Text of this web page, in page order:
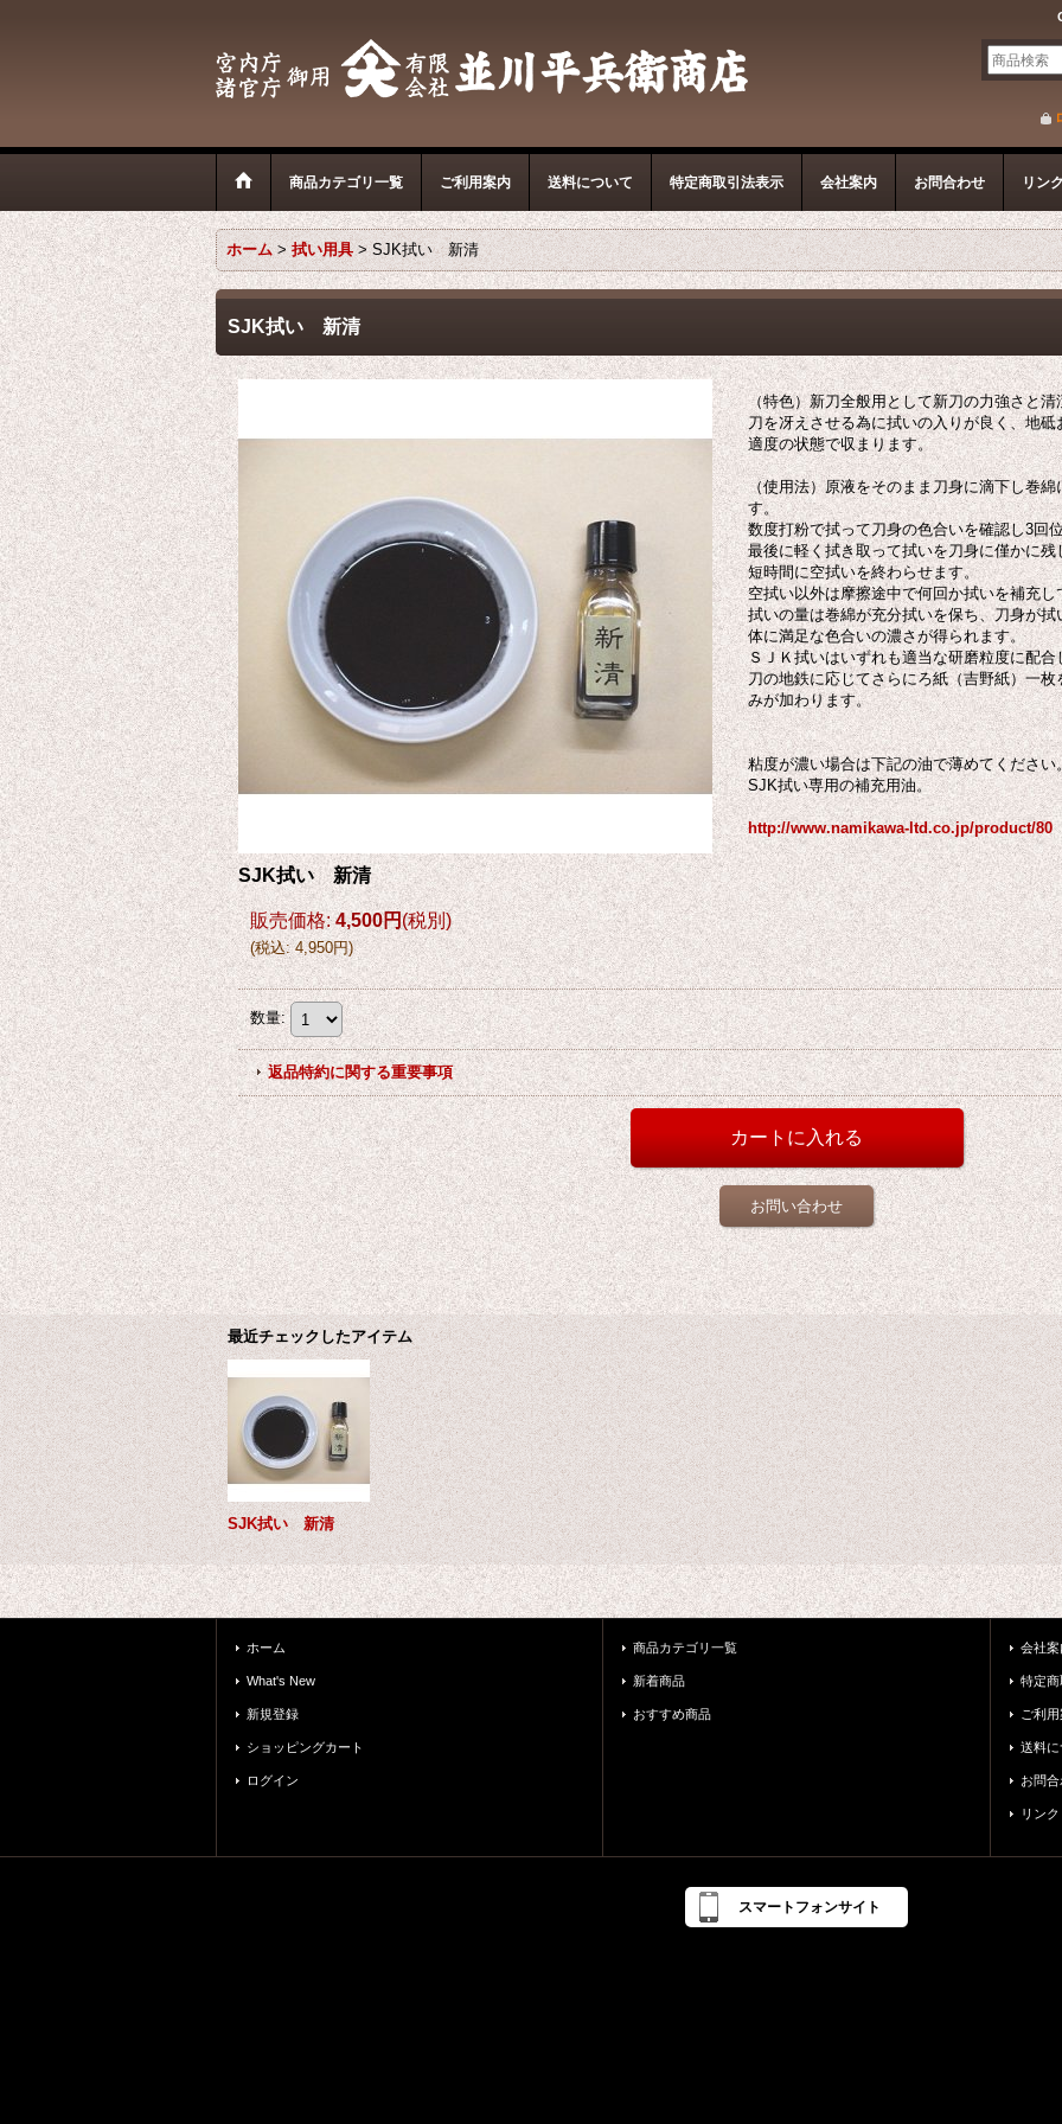
商品カテゴリ一覧 ご利用案内 送料について 特定商取引法表示 会社案内 お問合わせ リン
ホーム > 拭い用具 > SJK拭い 新清
SJK拭い 新清
（特色）新刀全般用として新刀の力強さと
刀を冴えさせる為に拭いの入りが良く、地
適度の状態で収まります。
（使用法）原液をそのまま刀身に滴下し巻
す。
数度打粉で拭って刀身の色合いを確認し3回
最後に軽く拭き取って拭いを刀身に僅かに
短時間に空拭いを終わらせます。
空拭い以外は摩擦途中で何回か拭いを補充し
拭いの量は巻綿が充分拭いを保ち、刀身が
体に満足な色合いの濃さが得られます。
ＳＪＫ拭いはいずれも適当な研磨粒度に配
刀の地鉄に応じてさらにろ紙（吉野紙）一
みが加わります。
粘度が濃い場合は下記の油で薄めてください
SJK拭い専用の補充用油。
http://www.namikawa-ltd.co.jp/product/80
SJK拭い 新清
販売価格: 4,500円(税別)
(税込: 4,950円)
数量:
返品特約に関する重要事項
お問い合わせ
最近チェックしたアイテム
SJK拭い 新清
ホーム
What's New
新規登録
ショッピングカート
ログイン
商品カテゴリ一覧
新着商品
おすすめ商品
会社案
特定
ご利
送料
お問
リンク
スマートフォンサイト